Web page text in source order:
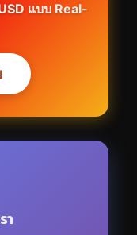
แบบ Real-
า